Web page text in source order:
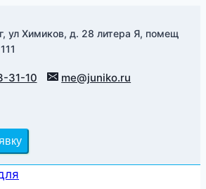
ул Химиков, д. 28 литера Я, помещ
31-10 me@juniko.ru